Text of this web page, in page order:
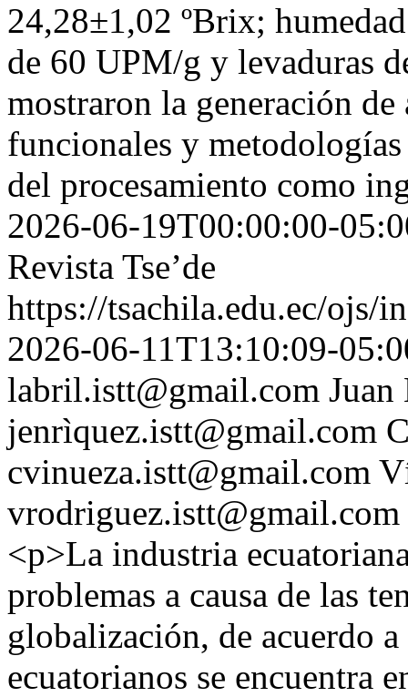
24,28±1,02 ºBrix;
de 60 UPM/g y levaduras
mostraron la generación
funcionales y metodologías
del procesamiento como
2026-06-19T00:00:00-
Revista Tse’de
https://tsachila.edu.ec/ojs/
2026-06-11T13:10:09-
labril.istt@gmail.com Juan
jenrìquez.istt@gmail.com
cvinueza.istt@gmail.com
vrodriguez.istt@gmail.com
<p>La industria
problemas a causa de las
globalización, de acuerdo
ecuatorianos se encuentra